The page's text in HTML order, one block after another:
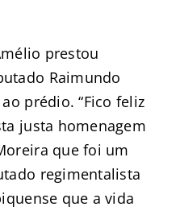
prestou
Raimundo
prédio. “Fico feliz
justa homenagem
que foi um
regimentalista
que a vida